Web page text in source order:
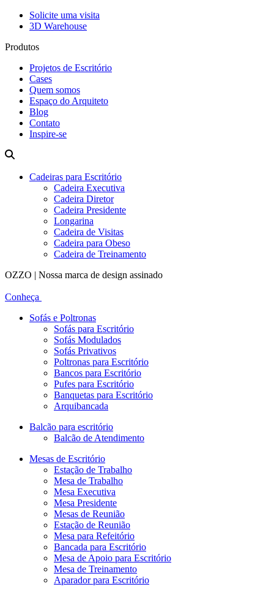
Solicite uma visita
3D Warehouse
Produtos
Projetos de Escritório
Cases
Quem somos
Espaço do Arquiteto
Blog
Contato
Inspire-se
Cadeiras para Escritório
Cadeira Executiva
Cadeira Diretor
Cadeira Presidente
Longarina
Cadeira de Visitas
Cadeira para Obeso
Cadeira de Treinamento
OZZO | Nossa marca de design assinado
Conheça
Sofás e Poltronas
Sofás para Escritório
Sofás Modulados
Sofás Privativos
Poltronas para Escritório
Bancos para Escritório
Pufes para Escritório
Banquetas para Escritório
Arquibancada
Balcão para escritório
Balcão de Atendimento
Mesas de Escritório
Estação de Trabalho
Mesa de Trabalho
Mesa Executiva
Mesa Presidente
Mesas de Reunião
Estação de Reunião
Mesa para Refeitório
Bancada para Escritório
Mesa de Apoio para Escritório
Mesa de Treinamento
Aparador para Escritório